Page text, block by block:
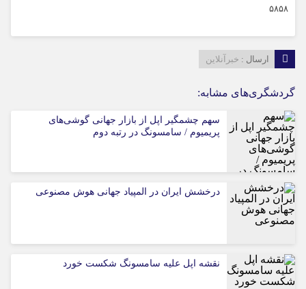
۵۸۵۸
ارسال : خبرآنلاین
گردشگری‌های مشابه:
سهم چشمگیر اپل از بازار جهانی گوشی‌های
پریمیوم / سامسونگ در رتبه دوم
درخشش ایران در المپیاد جهانی هوش مصنوعی
نقشه اپل علیه سامسونگ شکست خورد